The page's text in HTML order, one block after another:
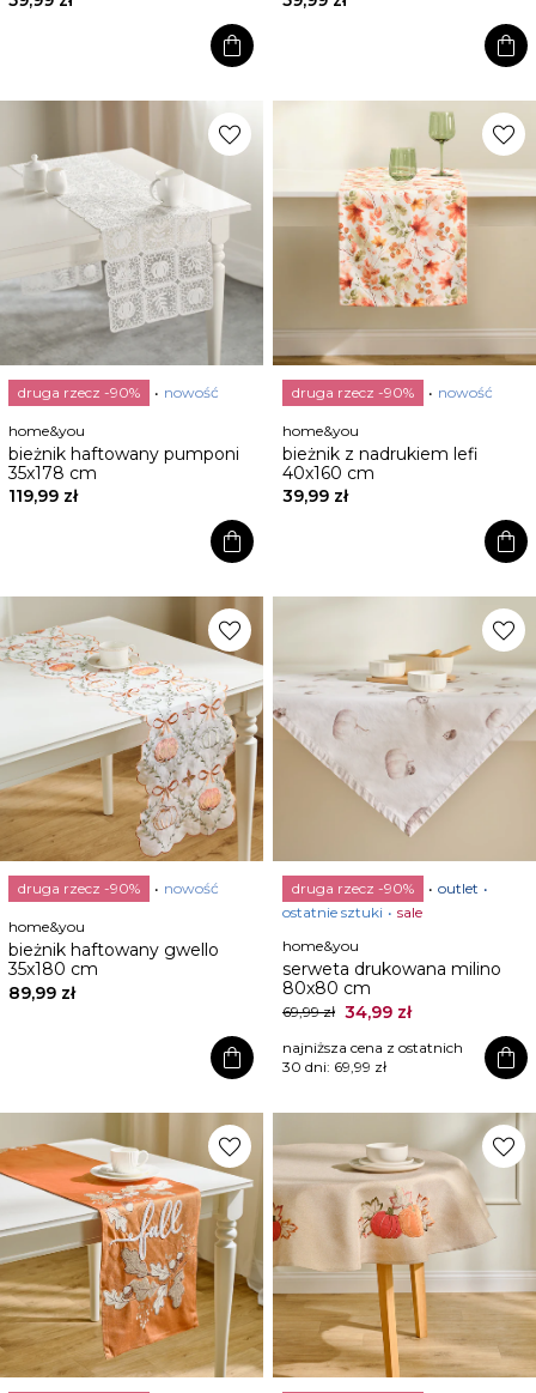
shopping_bag shopping_bag
favorite
druga rzecz -90% nowość
home&you
bieżnik haftowany pumponi
35x178 cm
119,99 zł
shopping_bag
favorite
druga rzecz -90% nowość
home&you
bieżnik z nadrukiem lefi
40x160 cm
39,99 zł
shopping_bag
favorite
druga rzecz -90% nowość
home&you
bieżnik haftowany gwello
35x180 cm
89,99 zł
shopping_bag
favorite
druga rzecz -90%
outlet
ostatnie sztuki
sale
home&you
serweta drukowana milino
80x80 cm
69,99 zł 34,99 zł
najniższa cena z ostatnich
30 dni: 69,99 zł shopping_bag
favorite favorite